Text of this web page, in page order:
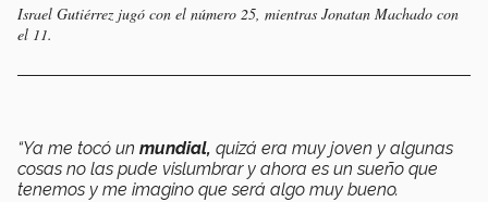
Israel Gutiérrez jugó con el número 25, mientras Jonatan Machado con
el 11.
“Ya me tocó un mundial, quizá era muy joven y algunas
cosas no las pude vislumbrar y ahora es un sueño que
tenemos y me imagino que será algo muy bueno.